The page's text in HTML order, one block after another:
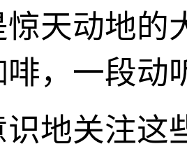
天动地的
啡，一段动
地关注这